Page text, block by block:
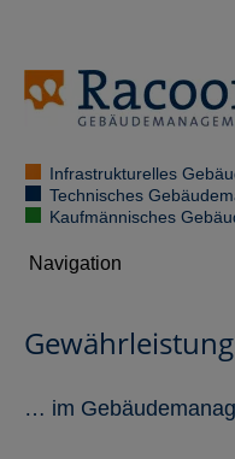
Infrastrukturelles
Technisches
Kaufmännisches
… im